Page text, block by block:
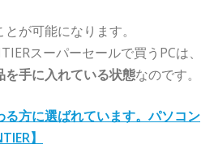
が可能になります。
スーパーセールで買うPCは、
を手に入れている状態なのです。
る方に選ばれています。パソコン
】